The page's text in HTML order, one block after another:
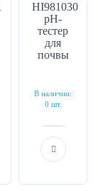
HI981030
pH-
тестер
для
почвы
В наличии:
0 шт.